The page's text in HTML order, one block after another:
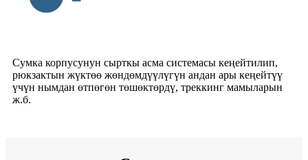
Сумка корпусунун сырткы асма системасы кеңейтилип,
рюкзактын жүктөө жөндөмдүүлүгүн андан ары кеңейтүү
үчүн нымдан өтпөгөн төшөктөрдү, треккинг мамыларын
ж.б.